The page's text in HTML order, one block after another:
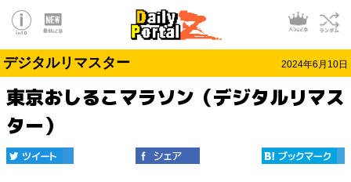
デジタルリマスター 2024年6月10日
東京おしるこマラソン（デジタルリマス
ター）